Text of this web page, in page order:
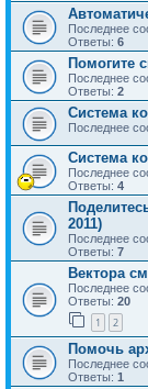
Последнее
Ответы: 6
Помогите
Последнее
Ответы: 2
Система
Последнее
Система
Последнее
Ответы: 4
2011)
Последнее
Ответы: 7
Вектора
Последнее
Ответы: 20
1 2
Помочь
Последнее
Ответы: 1